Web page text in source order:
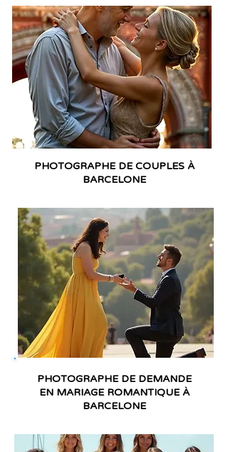
PHOTOGRAPHE DE COUPLES À
BARCELONE
PHOTOGRAPHE DE DEMANDE
EN MARIAGE ROMANTIQUE À
BARCELONE